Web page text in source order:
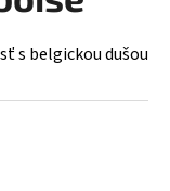
s belgickou dušou